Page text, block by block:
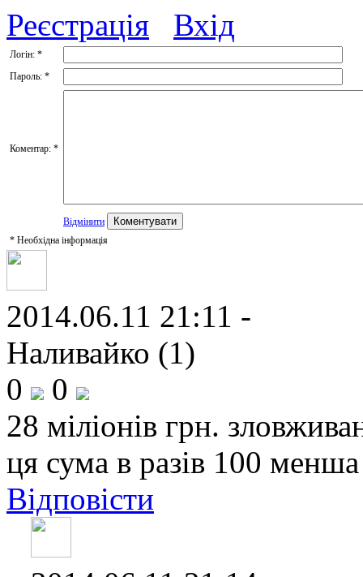
Реєстрація Вхід
Логін: *
Пароль: *
Коментар: *
Відмінити
* Необхідна інформація
2014.06.11 21:11 -
Наливайко (1)
0
0
28 міліонів грн.
ця сума в разів 100
Відповісти